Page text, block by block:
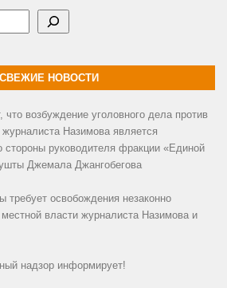
СВЕЖИЕ НОВОСТИ
возбуждение уголовного дела против
Назимова является
стороны руководителя фракции «Единой
Джемала Джангобегова
освобождения незаконно
власти журналиста Назимова и
надзор информирует!